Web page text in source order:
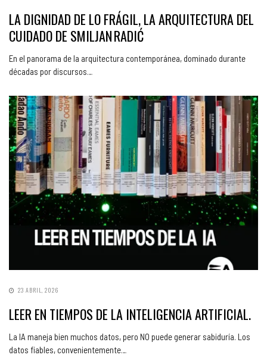
LA DIGNIDAD DE LO FRÁGIL, LA ARQUITECTURA DEL
CUIDADO DE SMILJAN RADIĆ
En el panorama de la arquitectura contemporánea, dominado durante
décadas por discursos…
23 ABRIL, 2026
LEER EN TIEMPOS DE LA INTELIGENCIA ARTIFICIAL.
La IA maneja bien muchos datos, pero NO puede generar sabiduría. Los
datos fiables, convenientemente…